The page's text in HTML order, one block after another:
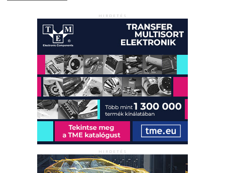
HIRDETÉS
HIRDETÉS